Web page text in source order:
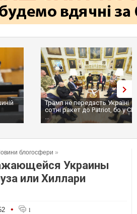
у США
Вибух у ресторані в Москві:
ціллю був головком ВКС
пр...
блогосфери »
Украины
или Хиллари
• 1